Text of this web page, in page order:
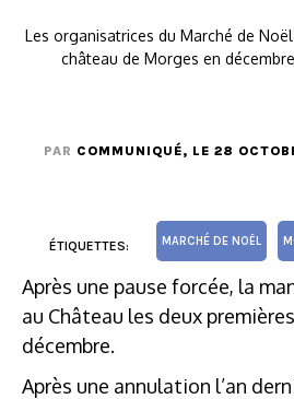
Les organisatrices du Marché de
château de Morges en
PAR COMMUNIQUÉ, LE 28
ÉTIQUETTES: MARCHÉ DE NOËL
Après une pause forcée, la
au Château les deux
décembre.
Après une annulation l’an